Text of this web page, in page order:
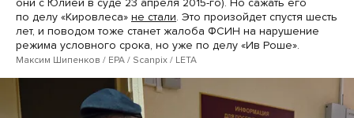
они с Юлией в суде 23 апреля 2015-го). Но сажать его
по делу «Кировлеса» не стали. Это произойдет спустя шесть
лет, и поводом тоже станет жалоба ФСИН на нарушение
режима условного срока, но уже по делу «Ив Роше».
Максим Шипенков / EPA / Scanpix / LETA